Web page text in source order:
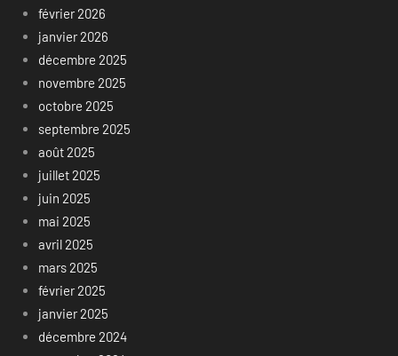
février 2026
janvier 2026
décembre 2025
novembre 2025
octobre 2025
septembre 2025
août 2025
juillet 2025
juin 2025
mai 2025
avril 2025
mars 2025
février 2025
janvier 2025
décembre 2024